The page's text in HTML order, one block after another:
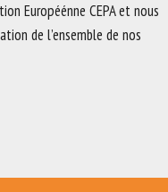
Européénne CEPA et nous
de l’ensemble de nos